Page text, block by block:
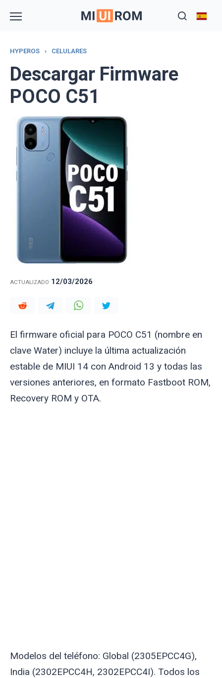
HYPEROS › CELULARES
Descargar Firmware
POCO C51
ACTUALIZADO 12/03/2026
El firmware oficial para POCO C51 (nombre en
clave Water) incluye la última actualización
estable de MIUI 14 con Android 13 y todas las
versiones anteriores, en formato Fastboot ROM,
Recovery ROM y OTA.
Modelos del teléfono: Global (2305EPCC4G),
India (2302EPCC4H, 2302EPCC4I). Todos los